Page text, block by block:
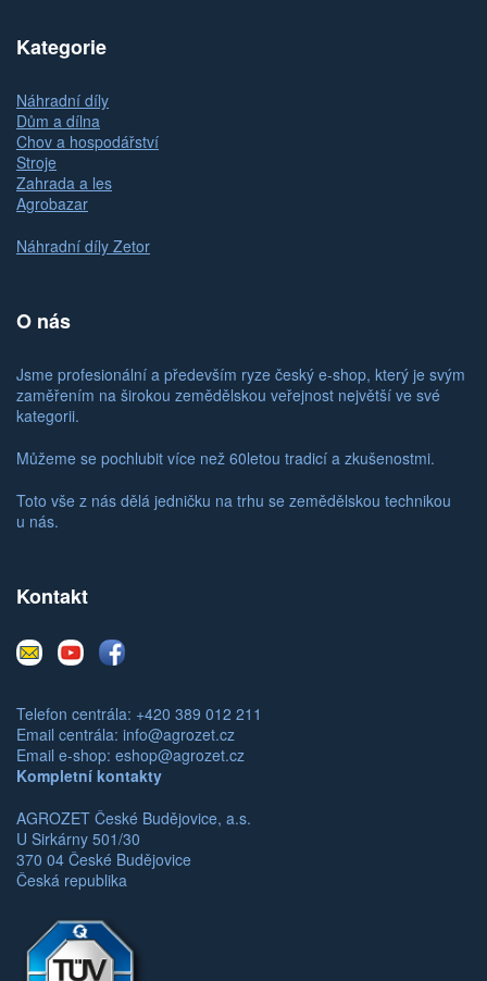
Kategorie
Náhradní díly
Dům a dílna
Chov a hospodářství
Stroje
Zahrada a les
Agrobazar
Náhradní díly Zetor
O nás
Jsme profesionální a především ryze český e-shop, který je svým
zaměřením na širokou zemědělskou veřejnost největší ve své
kategorii.
Můžeme se pochlubit více než 60letou tradicí a zkušenostmi.
Toto vše z nás dělá jedničku na trhu se zemědělskou technikou
u nás.
Kontakt
E-
mail
YoutubeFacebook
Telefon centrála: +420 389 012 211
Email centrála: info@agrozet.cz
Email e-shop: eshop@agrozet.cz
Kompletní kontakty
AGROZET České Budějovice, a.s.
U Sirkárny 501/30
370 04 České Budějovice
Česká republika